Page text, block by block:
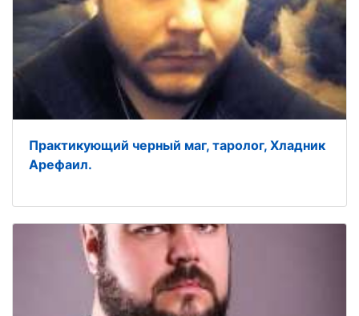
Практикующий черный маг, таролог, Хладник
Арефаил.